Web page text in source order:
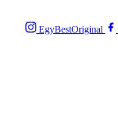
EgyBestOriginal